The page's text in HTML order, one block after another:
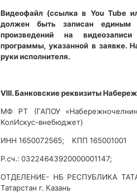
Видеофайл (ссылка в You Tube
должен быть записан единым
произведений на
программы, указанной в заявке.
руки исполнителя.
VIII. Банковские реквизиты
МФ РТ (ГАПОУ
КолИскус-внебюджет)
ИНН 1650072565; КПП 165001001
Р.сч.: 03224643920000001147;
ОТДЕЛЕНИЕ- НБ РЕСПУБЛИКА
Татарстан г. Казань